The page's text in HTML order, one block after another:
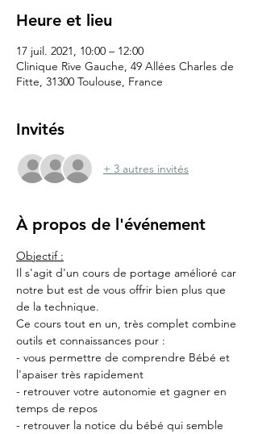
Heure et lieu
17 juil. 2021, 10:00 – 12:00
Clinique Rive Gauche, 49 Allées Charles de
Fitte, 31300 Toulouse, France
Invités
+ 3 autres invités
À propos de l'événement
Objectif :
Il s'agit d'un cours de portage amélioré car
notre but est de vous offrir bien plus que
de la technique.
Ce cours tout en un, très complet combine
outils et connaissances pour :
- vous permettre de comprendre Bébé et
l'apaiser très rapidement
- retrouver votre autonomie et gagner en
temps de repos
- retrouver la notice du bébé qui semble